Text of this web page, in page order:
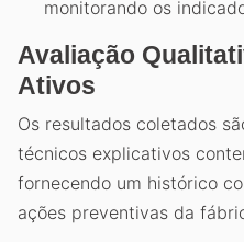
monitorando os
Avaliação
Ativos
Os resultados coletados
técnicos explicativos
fornecendo um histórico
ações preventivas da